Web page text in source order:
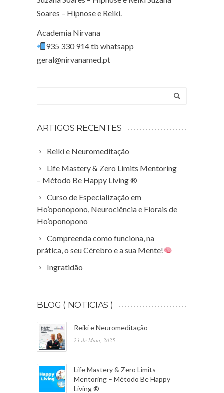
Soares – Hipnose e Reiki.
Academia Nirvana
935 330 914 tb whatsapp
geral@nirvanamed.pt
ARTIGOS RECENTES
Reiki e Neuromeditação
Life Mastery & Zero Limits Mentoring
– Método Be Happy Living ®
Curso de Especialização em
Ho’oponopono, Neurociência e Florais de
Ho’oponopono
Compreenda como funciona, na
prática, o seu Cérebro e a sua Mente!
Ingratidão
BLOG ( NOTICIAS )
Reiki e Neuromeditação
23 de Maio, 2025
Life Mastery & Zero Limits
Mentoring – Método Be Happy
Living ®